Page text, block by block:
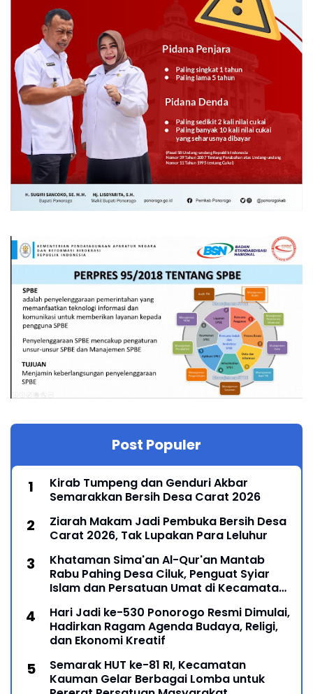
Post Populer
Kirab Tumpeng dan Genduri Akbar
Semarakkan Bersih Desa Carat 2026
Ziarah Makam Jadi Pembuka Bersih Desa
Carat 2026, Tak Lupakan Para Leluhur
Khataman Sima'an Al-Qur'an Mantab
Rabu Pahing Desa Ciluk, Penguat Syiar
Islam dan Persatuan Umat di Kecamatan
Hari Jadi ke-530 Ponorogo Resmi Dimulai,
Hadirkan Ragam Agenda Budaya, Religi,
dan Ekonomi Kreatif
Semarak HUT ke-81 RI, Kecamatan
Kauman Gelar Berbagai Lomba untuk